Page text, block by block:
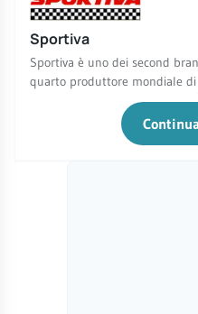
Sportiva
Sportiva è uno dei second
quarto produttore mondiale